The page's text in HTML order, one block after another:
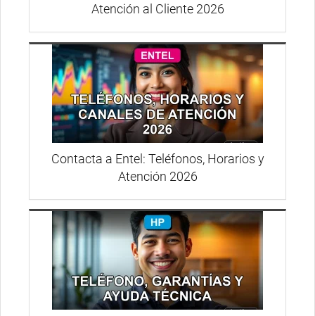
Atención al Cliente 2026
Contacta a Entel: Teléfonos, Horarios y
Atención 2026